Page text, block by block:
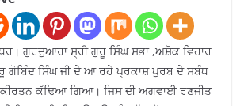
ਗੁਰਦੁਆਰਾ ਸ੍ਰੀ ਗੁਰੂ ਸਿੰਘ ਸਭਾ ,ਅਸ਼ੋਕ ਵਿਹਾਰ
ਗੋਬਿੰਦ ਸਿੰਘ ਜੀ ਦੇ ਆ ਰਹੇ ਪ੍ਰਕਾਸ਼ ਪੁਰਬ ਦੇ ਸਬੰਧ
ਕੀਰਤਨ ਕੱਢਿਆ ਗਿਆ। ਜਿਸ ਦੀ ਅਗਵਾਈ ਰਣਜੀਤ